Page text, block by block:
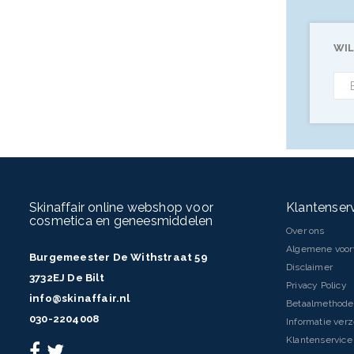
Skinaffair online webshop voor
cosmetica en geneesmiddelen
Burgemeester De Withstraat 59
3732EJ De Bilt
info@skinaffair.nl
030-2204008
Over ons
Algemene
Disclaimer
Privacy Policy
Informatie